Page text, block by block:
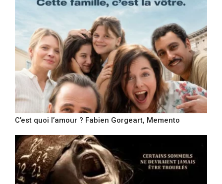
C’est quoi l’amour ? Fabien Gorgeart, Memento